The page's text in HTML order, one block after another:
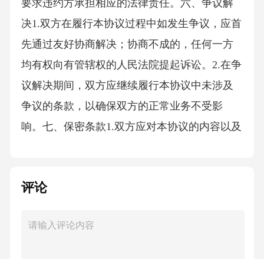
要求违约方承担相应的法律责任。六、争议解
决1.双方在履行本协议过程中如发生争议，应首
先通过友好协商解决；协商不成的，任何一方
均有权向有管辖权的人民法院提起诉讼。2.在争
议解决期间，双方应继续履行本协议中未涉及
争议的条款，以确保双方的正常业务不受影
响。七、保密条款1.双方应对本协议的内容以及
面同意，不得向任何第三方披露。2.保密期限为
除1.本协议的变更或解除需经双方协商一致，并
评论